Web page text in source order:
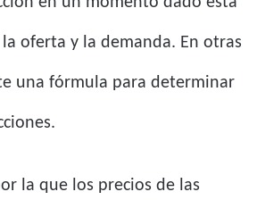
oferta y la demanda. En otras
una fórmula para determinar
la que los precios de las